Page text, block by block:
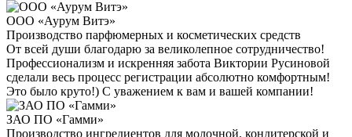
ООО «Аурум Витэ»
Производство парфюмерных и косметических средств
От всей души благодарю за великолепное сотрудничество!
Профессионализм и искренняя забота Виктории Русиновой
сделали весь процесс регистрации абсолютно комфортным!
Это было круто!) С уважением к вам и вашей компании!
ЗАО ПО «Гамми»
Производство ингредиентов для молочной, кондитерской и